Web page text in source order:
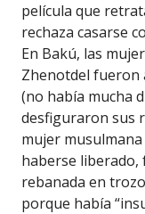
película que
rechaza casarse
En Bakú, las
Zhenotdel fueron
(no había mucha
desfiguraron sus
mujer
haberse liberado,
rebanada en
porque había